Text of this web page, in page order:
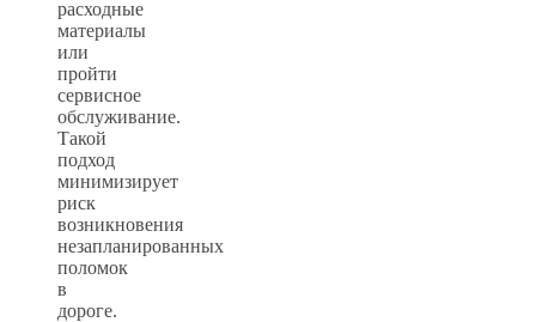
расходные
материалы
или
пройти
сервисное
обслуживание.
Такой
подход
минимизирует
риск
возникновения
незапланированных
поломок
в
дороге.